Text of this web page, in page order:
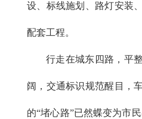
设、标线施划、路灯安装
配套工程。
行走在城东四路，平
阔，交通标识规范醒目，
的“堵心路”已然蝶变为市